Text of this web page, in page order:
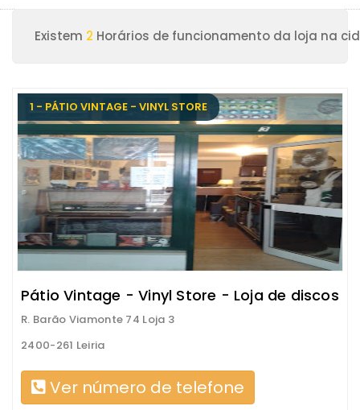
Existem 2 Horários de funcionamento da loja na
1 - PÁTIO VINTAGE - VINYL STORE
Pátio Vintage - Vinyl Store - Loja de discos
R. Barão Viamonte 74 Loja 3
2400-261 Leiria
Ver número de telefone